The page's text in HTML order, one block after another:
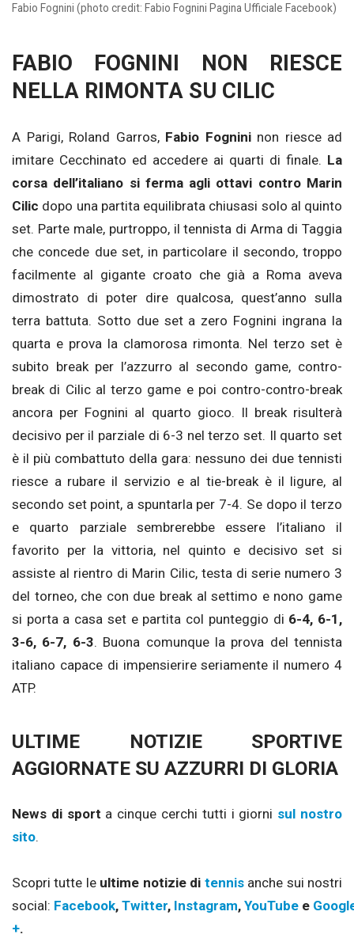
Fabio Fognini (photo credit: Fabio Fognini Pagina Ufficiale Facebook)
FABIO FOGNINI NON RIESCE
NELLA RIMONTA SU CILIC
A Parigi, Roland Garros, Fabio Fognininon riesce ad
imitare Cecchinato ed accedere ai quarti di finale. La
corsa dell’italiano si ferma agli ottavi contro Marin
Cilic dopo una partita equilibrata chiusasi solo al quinto
set. Parte male, purtroppo, il tennista di Arma di Taggia
che concede due set, in particolare il secondo, troppo
facilmente al gigante croato che già a Roma aveva
dimostrato di poter dire qualcosa, quest’anno sulla
terra battuta. Sotto due set a zero Fognini ingrana la
quarta e prova la clamorosa rimonta. Nel terzo set è
subito break per l’azzurro al secondo game, contro-
break di Cilic al terzo game e poi contro-contro-break
ancora per Fognini al quarto gioco. Il break risulterà
decisivo per il parziale di 6-3 nel terzo set. Il quarto set
è il più combattuto della gara: nessuno dei due tennisti
riesce a rubare il servizio e al tie-break è il ligure, al
secondo set point, a spuntarla per 7-4. Se dopo il terzo
e quarto parziale sembrerebbe essere l’italiano il
favorito per la vittoria, nel quinto e decisivo set si
assiste al rientro di Marin Cilic, testa di serie numero 3
del torneo, che con due break al settimo e nono game
si porta a casa set e partita col punteggio di 6-4, 6-1,
3-6, 6-7, 6-3. Buona comunque la prova del tennista
italiano capace di impensierire seriamente il numero 4
ATP.
ULTIME NOTIZIE SPORTIVE
AGGIORNATE SU AZZURRI DI GLORIA
News di sport a cinque cerchi tutti i giorni sul nostro
sito.
Scopri tutte le ultime notizie di tennis anche sui nostri
social: Facebook, Twitter, Instagram, YouTube e
+.